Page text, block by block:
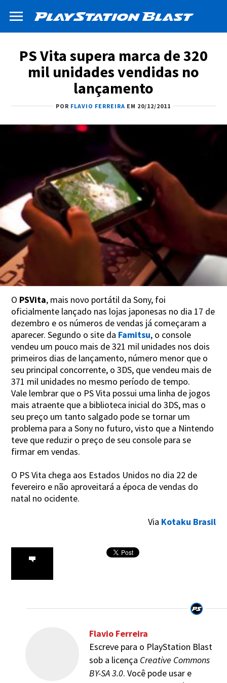
PS Vita supera marca de 320
mil unidades vendidas no
lançamento
POR FLAVIO FERREIRA EM 20/12/2011
O PSVita, mais novo portátil da Sony, foi
oficialmente lançado nas lojas japonesas no dia 17 de
dezembro e os números de vendas já começaram a
aparecer. Segundo o site da Famitsu, o console
vendeu um pouco mais de 321 mil unidades nos dois
primeiros dias de lançamento, número menor que o
seu principal concorrente, o 3DS, que vendeu mais de
371 mil unidades no mesmo período de tempo.
Vale lembrar que o PS Vita possui uma linha de jogos
mais atraente que a biblioteca inicial do 3DS, mas o
seu preço um tanto salgado pode se tornar um
problema para a Sony no futuro, visto que a Nintendo
teve que reduzir o preço de seu console para se
firmar em vendas.
O PS Vita chega aos Estados Unidos no dia 22 de
fevereiro e não aproveitará a época de vendas do
natal no ocidente.
Via Kotaku Brasil
Flavio Ferreira
Escreve para o PlayStation Blast
sob a licença Creative Commons
BY-SA 3.0. Você pode usar e